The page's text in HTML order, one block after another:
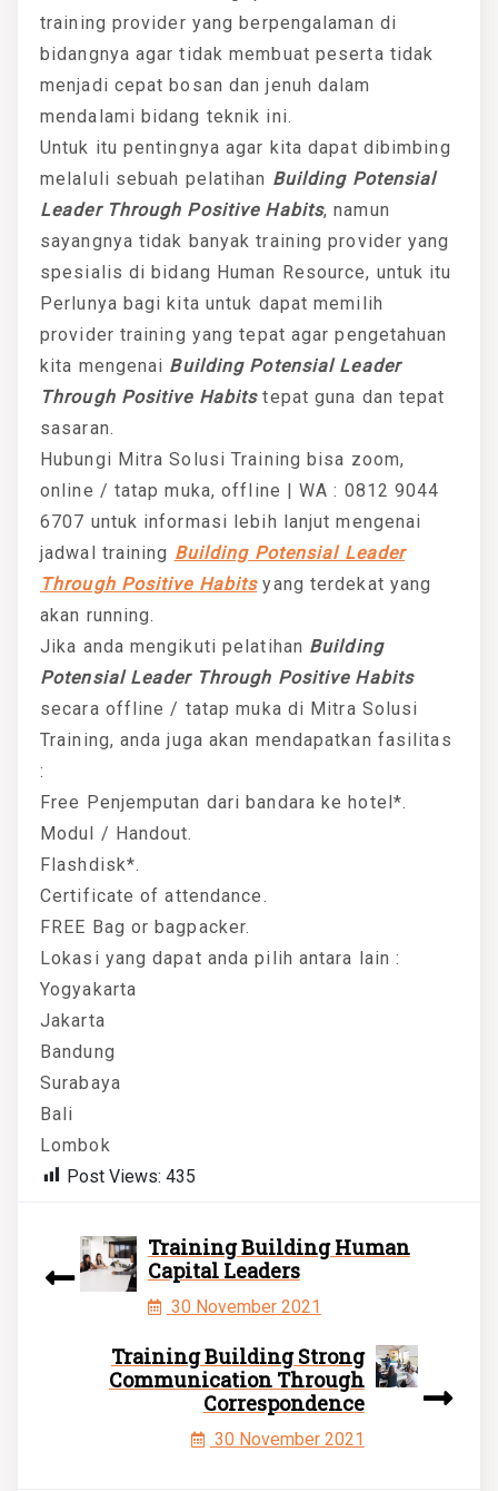
training provider yang berpengalaman di
bidangnya agar tidak membuat peserta tidak
menjadi cepat bosan dan jenuh dalam
mendalami bidang teknik ini.
Untuk itu pentingnya agar kita dapat dibimbing
melaluli sebuah pelatihan Building Potensial
Leader Through Positive Habits, namun
sayangnya tidak banyak training provider yang
spesialis di bidang Human Resource, untuk itu
Perlunya bagi kita untuk dapat memilih
provider training yang tepat agar pengetahuan
kita mengenai Building Potensial Leader
Through Positive Habitstepat guna dan tepat
sasaran.
Hubungi Mitra Solusi Training bisa zoom,
online / tatap muka, offline | WA : 0812 9044
6707 untuk informasi lebih lanjut mengenai
jadwal training Building Potensial Leader
Through Positive Habitsyang terdekat yang
akan running.
Jika anda mengikuti pelatihan Building
Potensial Leader Through Positive Habits
secara offline / tatap muka di Mitra Solusi
Training, anda juga akan mendapatkan fasilitas
:
Free Penjemputan dari bandara ke hotel*.
Modul / Handout.
Flashdisk*.
Certificate of attendance.
FREE Bag or bagpacker.
Lokasi yang dapat anda pilih antara lain :
Yogyakarta
Jakarta
Bandung
Surabaya
Bali
Lombok
Post Views: 435
Training Building Human
Capital Leaders
30 November 2021
Training Building Strong
Communication Through
Correspondence
30 November 2021